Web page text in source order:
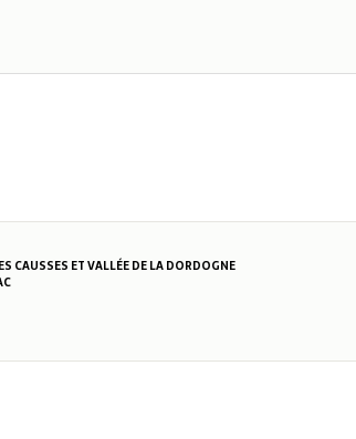
CAUSSES ET VALLÉE DE LA DORDOGNE